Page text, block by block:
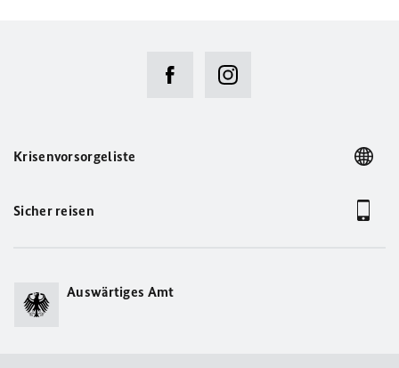
Krisenvorsorgeliste
Sicher reisen
Auswärtiges Amt